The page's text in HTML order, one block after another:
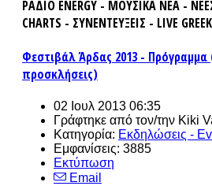
ΡΑΔΙΟ ENERGY - ΜΟΥΣΙΚΑ ΝΕΑ -
CHARTS - ΣΥΝΕΝΤΕΥΞΕΙΣ - LIVE
Φεστιβάλ Άρδας 2013 - Πρόγραμμα
προσκλήσεις)
02 Ιουλ 2013 06:35
Γράφτηκε από τον/την Kiki
Κατηγορία: Εκδηλώσεις -
Εμφανίσεις: 3885
Εκτύπωση
Email